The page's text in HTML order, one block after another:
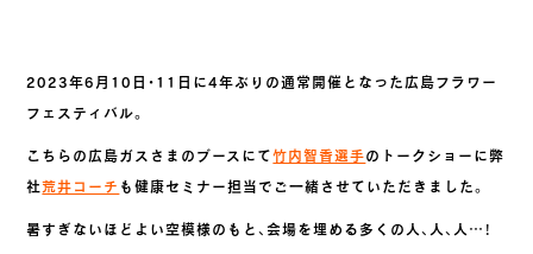
2023年6月10日・11日に4年ぶりの通常開催となった広島フラワー
フェスティバル。
こちらの広島ガスさまのブースにて竹内智香選手のトークショーに弊
社荒井コーチ も健康セミナー担当でご一緒させていただきました。
暑すぎないほどよい空模様のもと、会場を埋める多くの人、人、人…！